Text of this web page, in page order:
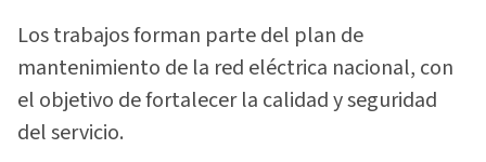
Los trabajos forman parte del plan de
mantenimiento de la red eléctrica nacional, con
el objetivo de fortalecer la calidad y seguridad
del servicio.